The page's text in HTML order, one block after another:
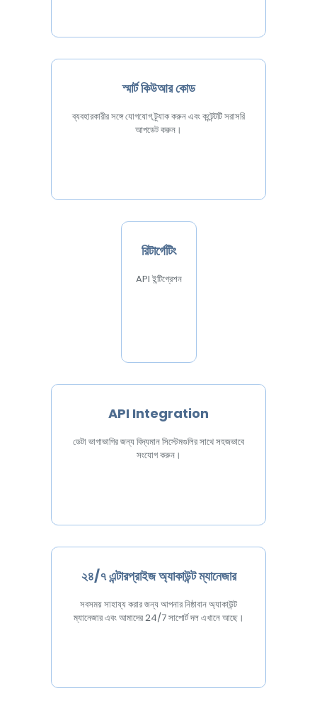
স্মার্ট কিউআর কোড
ব্যবহারকারীর সঙ্গে যোগযোগ ট্র্যাক করুন এবং কন্টেন্টটি সরাসরি
আপডেট করুন।
রিটার্গেটিং
API ইন্টিগ্রেশন
API Integration
ডেটা ভাগাভাগির জন্য বিদ্যমান সিস্টেমগুলির সাথে সহজভাবে
সংযোগ করুন।
২৪/৭ এন্টারপ্রাইজ অ্যাকাউন্ট ম্যানেজার
সবসময় সাহায্য করার জন্য আপনার নিষ্ঠাবান অ্যাকাউন্ট
ম্যানেজার এবং আমাদের 24/7 সাপোর্ট দল এখানে আছে।